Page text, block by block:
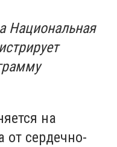
Национальная
на
от сердечно-